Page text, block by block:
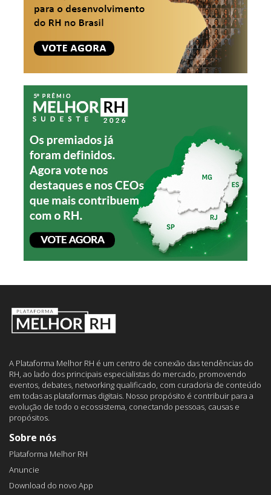
A Plataforma Melhor RH é um centro de conexão das tendências do
RH, ao lado dos principais especialistas do mercado, promovendo
eventos, debates, networking qualificado, com curadoria de conteúdo
em todas as plataformas digitais. Nosso propósito é contribuir para a
evolução de todo o ecossistema, conectando pessoas, causas e
propósitos.
Sobre nós
Plataforma Melhor RH
Anuncie
Download do novo App